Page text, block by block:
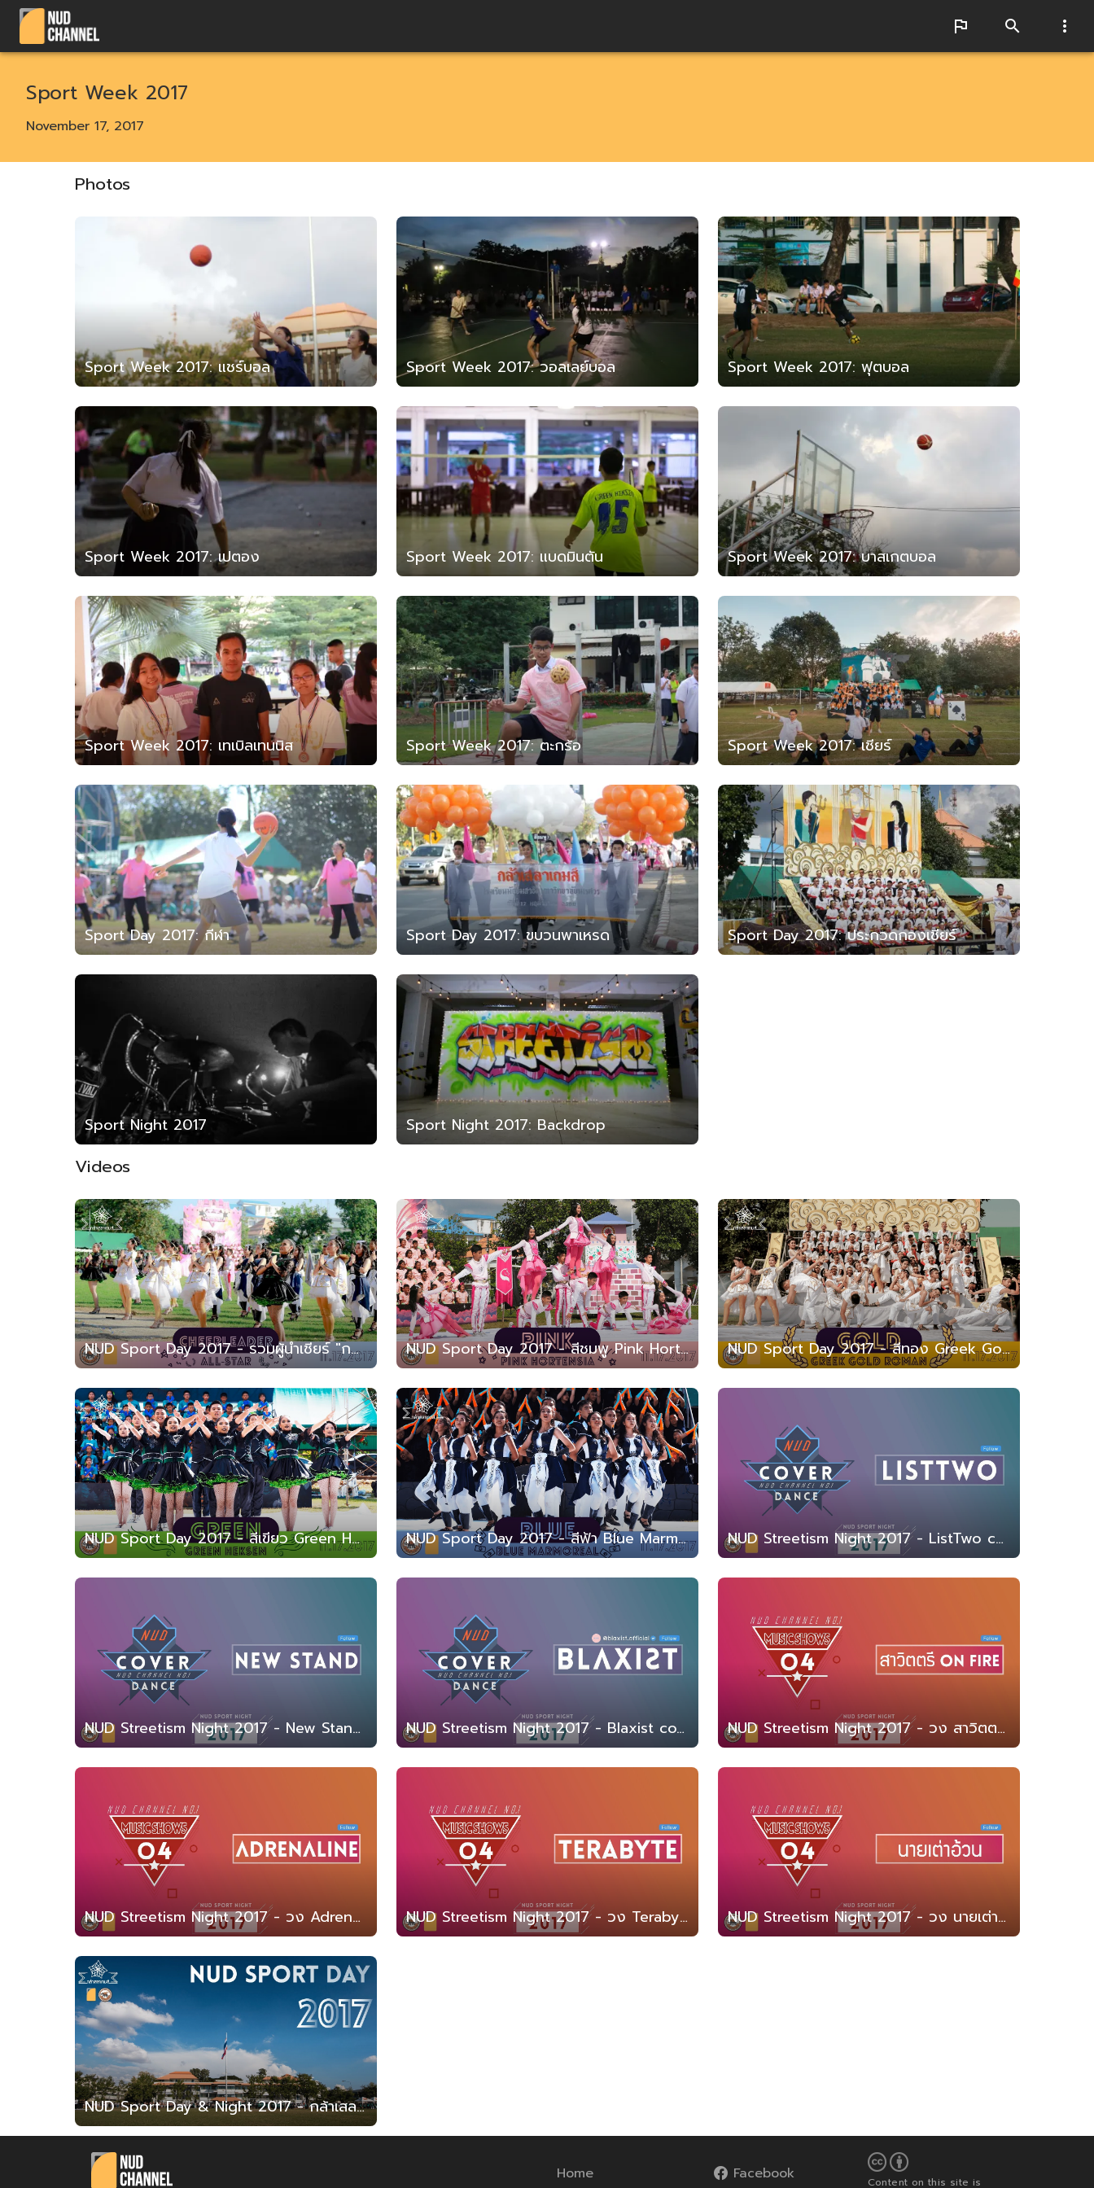
Sport Week 2017
November 17, 2017
Photos
Sport Week 2017: แชร์บอล Sport Week 2017: วอลเลย์บอล Sport Week 2017: ฟุตบอล
Sport Week 2017: เปตอง Sport Week 2017: แบดมินตัน Sport Week 2017: บาสเกตบอล
Sport Week 2017: เทเบิลเทนนิส Sport Week 2017: ตะกร้อ Sport Week 2017: เชียร์
Sport Day 2017: กีฬา Sport Day 2017: ขบวนพาเหรด Sport Day 2017: ประกวดกองเชียร์
Sport Night 2017 Sport Night 2017: Backdrop
Videos
NUD Sport Day 2017 - รวมผู้นำเชียร์ "กล้าเสลาเกมส์ ครั้งที่ 12" (สาธิต มน. 2560) NUD Sport Day 2017 - สีชมพู Pink Hortensia (สาธิต มน. 2560) NUD Sport Day 2017 - สีทอง Greek Gold Roman (สาธิต มน. 2560)
NUD Sport Day 2017 - สีเขียว Green Heksen (สาธิต มน. 2560) NUD Sport Day 2017 - สีฟ้า Blue Marmoreal (สาธิต มน. 2560) NUD Streetism Night 2017 - ListTwo cover dance (สาธิต มน. 2560)
NUD Streetism Night 2017 - New Stand cover dance (สาธิต มน. 2560) NUD Streetism Night 2017 - Blaxist cover dance (สาธิต มน. 2560) NUD Streetism Night 2017 - วง สาวิตตรี on Fire (สาธิต มน. 2560)
NUD Streetism Night 2017 - วง Adrenaline (สาธิต มน. 2560) NUD Streetism Night 2017 - วง Terabyte (สาธิต มน. 2560) NUD Streetism Night 2017 - วง นายเต่าอ้วน (สาธิต มน. 2560)
NUD Sport Day & Night 2017 - กล้าเสลาเกมส์ ครั้งที่ 12 (สาธิต มน. 2560)
Home Facebook Content on this site is